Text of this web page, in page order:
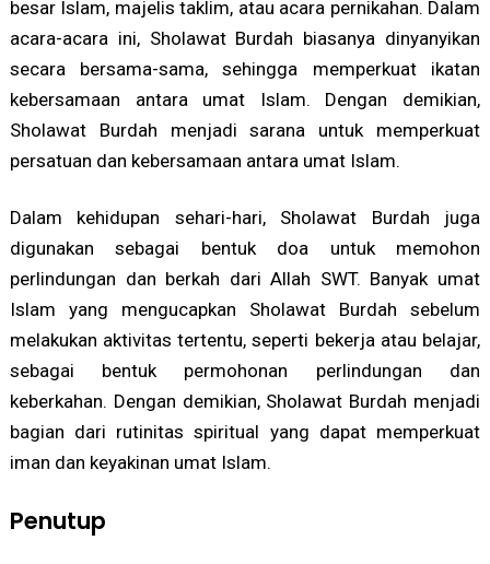
besar Islam, majelis taklim, atau acara pernikahan. Dalam
acara-acara ini, Sholawat Burdah biasanya dinyanyikan
secara bersama-sama, sehingga memperkuat ikatan
kebersamaan antara umat Islam. Dengan demikian,
Sholawat Burdah menjadi sarana untuk memperkuat
persatuan dan kebersamaan antara umat Islam.
Dalam kehidupan sehari-hari, Sholawat Burdah juga
digunakan sebagai bentuk doa untuk memohon
perlindungan dan berkah dari Allah SWT. Banyak umat
Islam yang mengucapkan Sholawat Burdah sebelum
melakukan aktivitas tertentu, seperti bekerja atau belajar,
sebagai bentuk permohonan perlindungan dan
keberkahan. Dengan demikian, Sholawat Burdah menjadi
bagian dari rutinitas spiritual yang dapat memperkuat
iman dan keyakinan umat Islam.
Penutup